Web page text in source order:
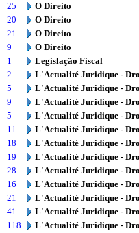
25
O Direito
20
O Direito
21
O Direito
9
O Direito
1
Legislação Fiscal
2
L'Actualité Juridique -
5
L'Actualité Juridique -
9
L'Actualité Juridique -
5
L'Actualité Juridique -
11
L'Actualité Juridique -
18
L'Actualité Juridique -
19
L'Actualité Juridique -
28
L'Actualité Juridique -
16
L'Actualité Juridique -
21
L'Actualité Juridique -
41
L'Actualité Juridique -
118
L'Actualité Juridique -